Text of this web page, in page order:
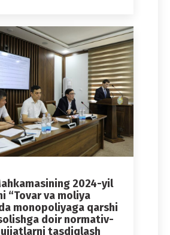
2024-yil
“Tovar va moliya
monopoliyaga qarshi
doir normativ-
tasdiqlash